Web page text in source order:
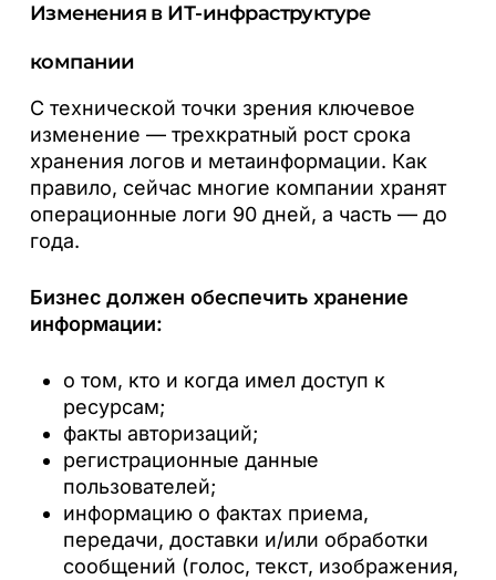
Изменения в ИТ-инфраструктуре
компании
С технической точки зрения ключевое
изменение — трехкратный рост срока
хранения логов и метаинформации. Как
правило, сейчас многие компании хранят
операционные логи 90 дней, а часть — до
года.
Бизнес должен обеспечить хранение
информации:
о том, кто и когда имел доступ к
ресурсам;
факты авторизаций;
регистрационные данные
пользователей;
информацию о фактах приема,
передачи, доставки и/или обработки
сообщений (голос, текст, изображения,